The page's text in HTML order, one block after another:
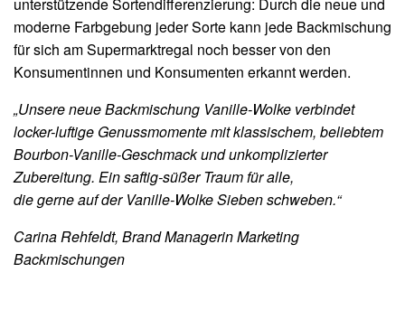
unterstützende Sortendifferenzierung: Durch die neue und
moderne Farbgebung jeder Sorte kann jede Backmischung
für sich am Supermarktregal noch besser von den
Konsumentinnen und Konsumenten erkannt werden.
„Unsere neue Backmischung Vanille-Wolke verbindet
locker-luftige Genussmomente mit klassischem, beliebtem
Bourbon-Vanille-Geschmack und unkomplizierter
Zubereitung. Ein saftig-süßer Traum für alle,
die gerne auf der Vanille-Wolke Sieben schweben.“
Carina Rehfeldt, Brand Managerin Marketing
Backmischungen